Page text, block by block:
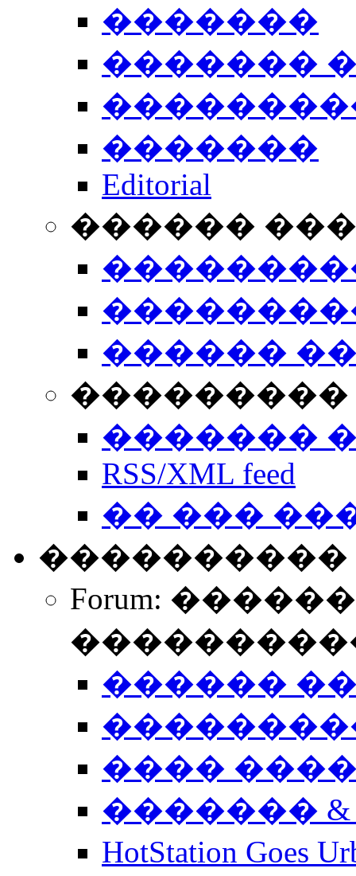
�������
�������
�������
Editorial
������
������
���������
�������
RSS/XML feed
�� ���
����������
Forum:
������
����
�������
HotStation